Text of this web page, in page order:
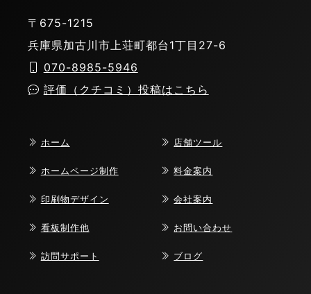
〒675-1215
兵庫県加古川市上荘町都台1丁目27-6
070-8985-5946
評価（クチコミ）投稿はこちら
ホーム
ホームページ制作
印刷物デザイン
看板制作他
訪問サポート
店舗ツール
料金案内
会社案内
お問い合わせ
ブログ